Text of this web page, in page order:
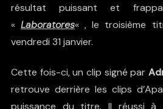
résultat puissant et
«Laboratores« , le troisième
vendredi 31 janvier.
Cette fois-ci, un clip signé par
retrouve derrière les clips